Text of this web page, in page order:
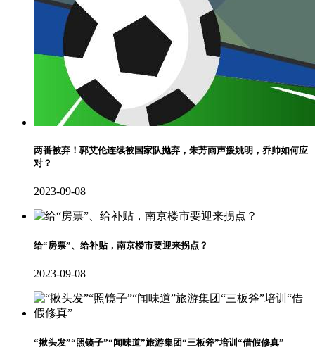
两番被弃！郭艾伦连续被国家队抛弃，朱芳雨声援姚明，乔帅如何应
对？
2023-09-08
给“房票”、给补贴，南京楼市要迎来拐点？
2023-09-08
“揪头发”“照镜子”“闻味道”旅游集团“三板斧”培训“借假修真”